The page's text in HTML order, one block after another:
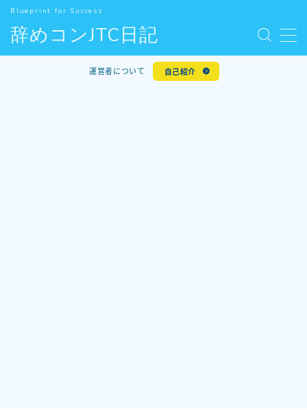
辞めコンJTC日記
Blueprint for Success
運営者について 自己紹介